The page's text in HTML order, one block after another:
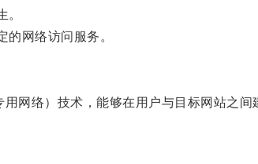
网络访问服务。
络）技术，能够在用户与目标网站之间